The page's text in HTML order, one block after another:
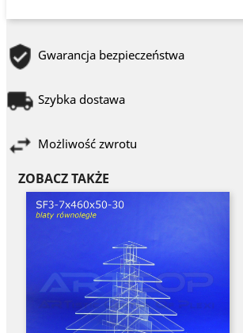
Gwarancja bezpieczeństwa
Szybka dostawa
Możliwość zwrotu
ZOBACZ TAKŻE